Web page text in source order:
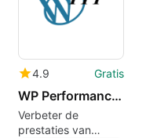
4.9 Gratis
WP Performance Pack
Verbeter de
prestaties van